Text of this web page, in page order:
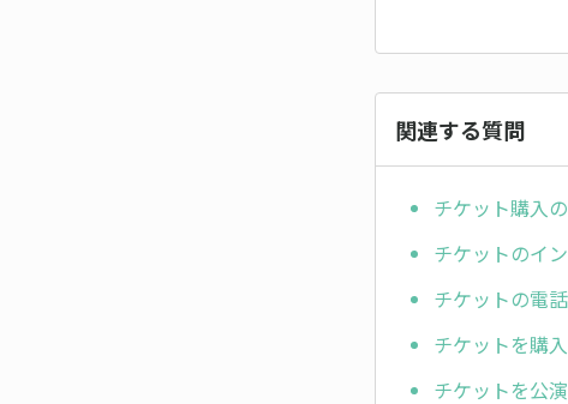
関連する質問
チケット購入
チケットのイ
チケットの電
チケットを購
チケットを公